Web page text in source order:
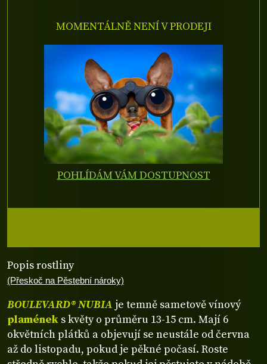
Popis rostliny
(Přeskoč na Pěstební nároky)
BOULEVARD® NUBIA je temně sametově vínový
plamének s květy o průměru 13-15 cm. Mají 6
okvětních plátků a objevují se neustále od června
až do listopadu, pokud je pěkné počasí. Roste
MOMENTÁLNĚ NENÍ V PRODEJI
POHLÍDÁM VÁM DOSTUPNOST